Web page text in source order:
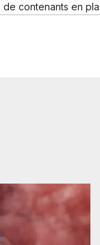
contenants en